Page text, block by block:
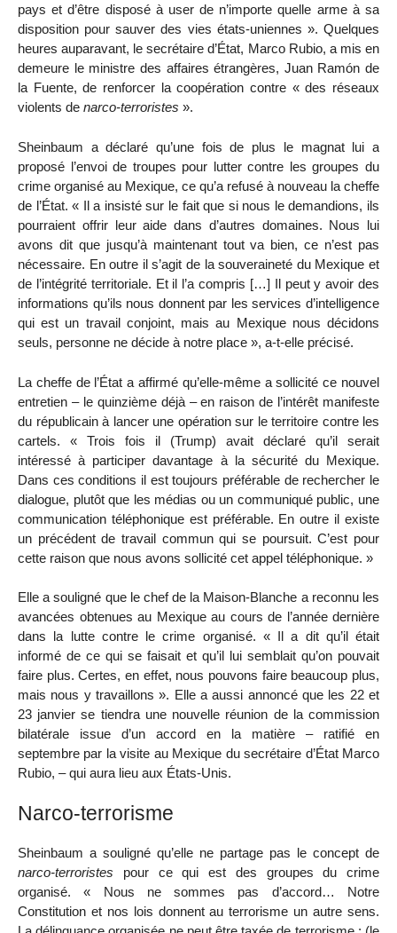
pays et d’être disposé à user de n’importe quelle arme à sa
disposition pour sauver des vies états-uniennes ». Quelques
heures auparavant, le secrétaire d’État, Marco Rubio, a mis en
demeure le ministre des affaires étrangères, Juan Ramón de
la Fuente, de renforcer la coopération contre « des réseaux
violents de narco-terroristes ».
Sheinbaum a déclaré qu’une fois de plus le magnat lui a
proposé l’envoi de troupes pour lutter contre les groupes du
crime organisé au Mexique, ce qu’a refusé à nouveau la cheffe
de l’État. « Il a insisté sur le fait que si nous le demandions, ils
pourraient offrir leur aide dans d’autres domaines. Nous lui
avons dit que jusqu’à maintenant tout va bien, ce n’est pas
nécessaire. En outre il s’agit de la souveraineté du Mexique et
de l’intégrité territoriale. Et il l’a compris […] Il peut y avoir des
informations qu’ils nous donnent par les services d’intelligence
qui est un travail conjoint, mais au Mexique nous décidons
seuls, personne ne décide à notre place », a-t-elle précisé.
La cheffe de l’État a affirmé qu’elle-même a sollicité ce nouvel
entretien – le quinzième déjà – en raison de l’intérêt manifeste
du républicain à lancer une opération sur le territoire contre les
cartels. « Trois fois il (Trump) avait déclaré qu’il serait
intéressé à participer davantage à la sécurité du Mexique.
Dans ces conditions il est toujours préférable de rechercher le
dialogue, plutôt que les médias ou un communiqué public, une
communication téléphonique est préférable. En outre il existe
un précédent de travail commun qui se poursuit. C’est pour
cette raison que nous avons sollicité cet appel téléphonique. »
Elle a souligné que le chef de la Maison-Blanche a reconnu les
avancées obtenues au Mexique au cours de l’année dernière
dans la lutte contre le crime organisé. « Il a dit qu’il était
informé de ce qui se faisait et qu’il lui semblait qu’on pouvait
faire plus. Certes, en effet, nous pouvons faire beaucoup plus,
mais nous y travaillons ». Elle a aussi annoncé que les 22 et
23 janvier se tiendra une nouvelle réunion de la commission
bilatérale issue d’un accord en la matière – ratifié en
septembre par la visite au Mexique du secrétaire d’État Marco
Rubio, – qui aura lieu aux États-Unis.
Narco-terrorisme
Sheinbaum a souligné qu’elle ne partage pas le concept de
narco-terroristes pour ce qui est des groupes du crime
organisé. « Nous ne sommes pas d’accord… Notre
Constitution et nos lois donnent au terrorisme un autre sens.